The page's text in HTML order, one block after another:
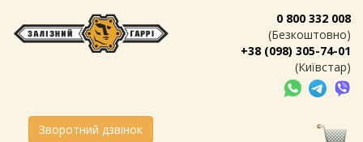
0 800 332 008
(Безкоштовно)
+38 (098) 305-74-01
(Київстар)
Зворотний дзвінок